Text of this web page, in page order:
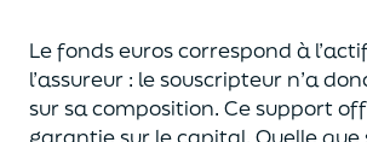
Le fonds euros correspond à
l’assureur : le souscripteur n’a
sur sa composition. Ce support